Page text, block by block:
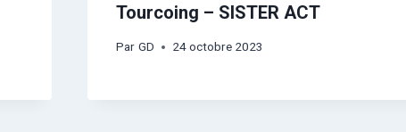
Tourcoing – SISTER ACT
Par GD 24 octobre 2023